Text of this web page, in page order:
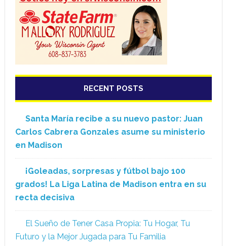
RECENT POSTS
Santa María recibe a su nuevo pastor: Juan
Carlos Cabrera Gonzales asume su ministerio
en Madison
¡Goleadas, sorpresas y fútbol bajo 100
grados! La Liga Latina de Madison entra en su
recta decisiva
El Sueño de Tener Casa Propia: Tu Hogar, Tu
Futuro y la Mejor Jugada para Tu Familia